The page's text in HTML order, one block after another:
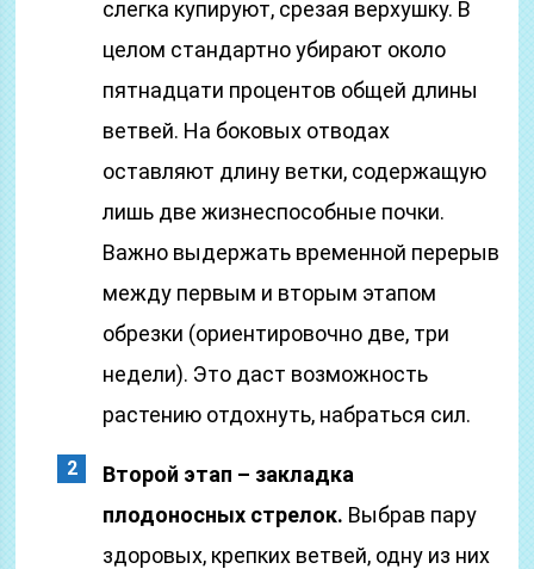
слегка купируют, срезая верхушку. В
целом стандартно убирают около
пятнадцати процентов общей длины
ветвей. На боковых отводах
оставляют длину ветки, содержащую
лишь две жизнеспособные почки.
Важно выдержать временной перерыв
между первым и вторым этапом
обрезки (ориентировочно две, три
недели). Это даст возможность
растению отдохнуть, набраться сил.
Второй этап – закладка
плодоносных стрелок. Выбрав пару
здоровых, крепких ветвей, одну из них